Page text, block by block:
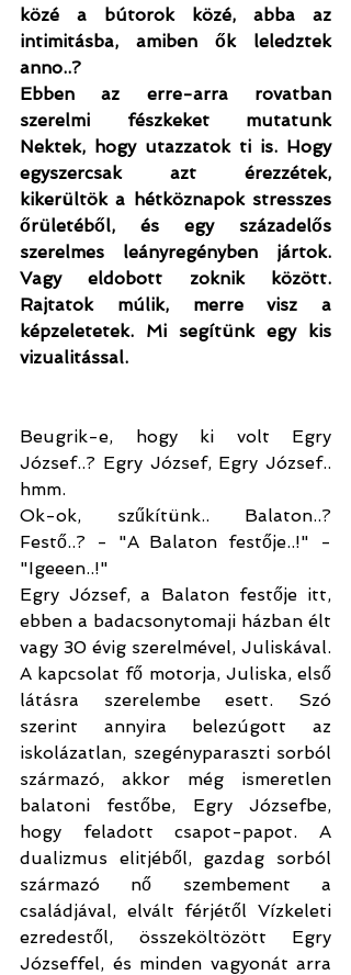
közé a bútorok közé, abba az
intimitásba, amiben ők leledztek
anno..?
Ebben az erre-arra rovatban
szerelmi fészkeket mutatunk
Nektek, hogy utazzatok ti is. Hogy
egyszercsak azt érezzétek,
kikerültök a hétköznapok stresszes
őrületéből, és egy századelős
szerelmes leányregényben jártok.
Vagy eldobott zoknik között.
Rajtatok múlik, merre visz a
képzeletetek. Mi segítünk egy kis
vizualitással.
Beugrik-e, hogy ki volt Egry
József..? Egry József, Egry József..
hmm.
Ok-ok, szűkítünk.. Balaton..?
Festő..? - "A Balaton festője..!" -
"Igeeen..!"
Egry József, a Balaton festője itt,
ebben a badacsonytomaji házban élt
vagy 30 évig szerelmével, Juliskával.
A kapcsolat fő motorja, Juliska, első
látásra szerelembe esett. Szó
szerint annyira belezúgott az
iskolázatlan, szegényparaszti sorból
származó, akkor még ismeretlen
balatoni festőbe, Egry Józsefbe,
hogy feladott csapot-papot. A
dualizmus elitjéből, gazdag sorból
származó nő szembement a
családjával, elvált férjétől Vízkeleti
ezredestől, összeköltözött Egry
Józseffel, és minden vagyonát arra